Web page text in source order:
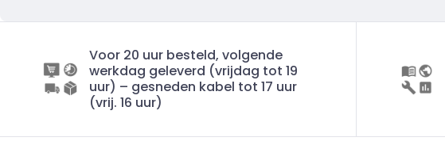
Voor 20 uur besteld, volgende
werkdag geleverd (vrijdag tot 19
uur) – gesneden kabel tot 17 uur
(vrij. 16 uur)